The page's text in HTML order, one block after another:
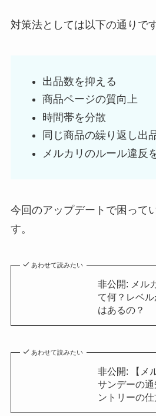
対策法としては以下の通りです
出品数を抑える
商品ページの質向上
時間帯を分散
同じ商品の繰り返し出
メルカリのルール違反
今回のアップデートで困って
す。
あわせて読みたい
非公開: メル
て何？レベ
はあるの？
あわせて読みたい
非公開: 【メ
サンデーの
ントリーの